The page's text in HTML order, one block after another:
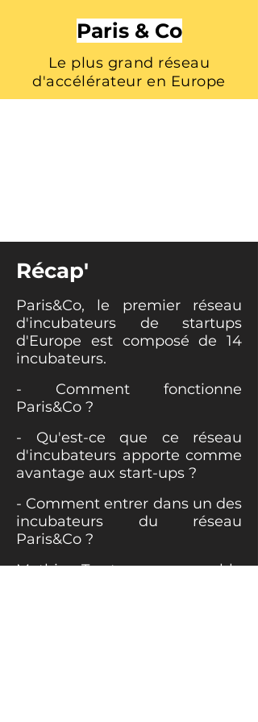
Paris & Co
Le plus grand réseau
d'accélérateur en Europe
Récap'
Paris&Co, le premier réseau
d'incubateurs de startups
d'Europe est composé de 14
incubateurs.
- Comment fonctionne
Paris&Co ?
- Qu'est-ce que ce réseau
d'incubateurs apporte comme
avantage aux start-ups ?
- Comment entrer dans un des
incubateurs du réseau
Paris&Co ?
Mathieu Trystram, responsable